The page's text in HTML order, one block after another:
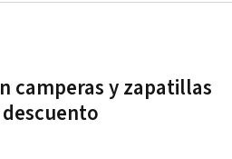
camperas y zapatillas